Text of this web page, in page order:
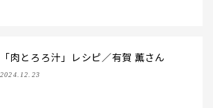
「肉とろろ汁」レシピ／有賀 薫さん
2024.12.23